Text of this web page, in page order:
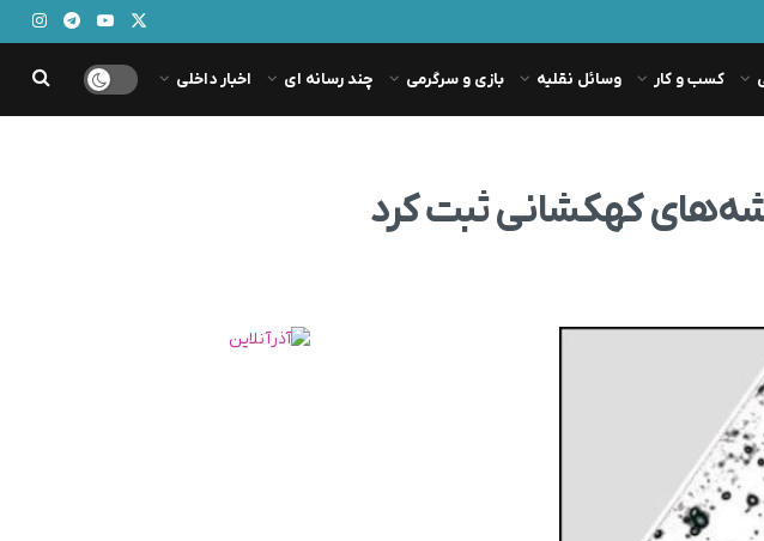
کسب و کار وسائل نقلیه بازی و سرگرمی چند رسانه ای اخبار داخلی
کهکشانی ثبت کرد